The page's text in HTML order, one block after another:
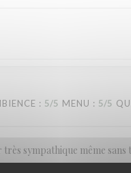
: 5/5 MENU : 5/5
sympathique même